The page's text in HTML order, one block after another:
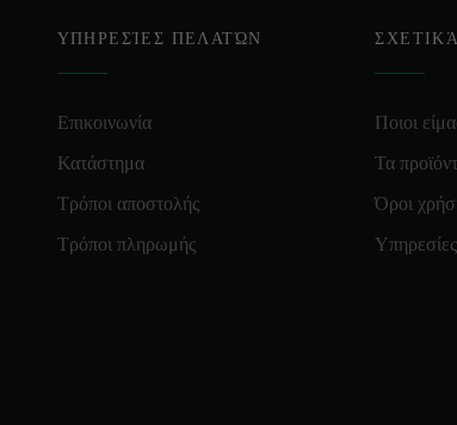
ΥΠΗΡΕΣΊΕΣ ΠΕΛΑΤΏΝ
Επικοινωνία
Κατάστημα
Τρόποι αποστολής
Τρόποι πληρωμής
Ποιοι
Τα
Όροι
Υπηρεσίες